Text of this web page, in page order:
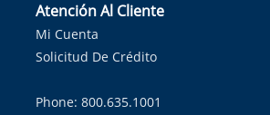
Atención Al Cliente
Mi Cuenta
Solicitud De Crédito
Phone: 800.635.1001